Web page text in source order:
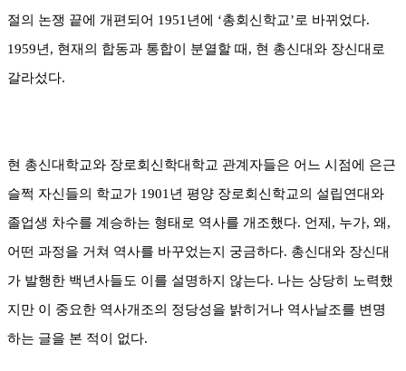
절의 논쟁 끝에 개편되어 1951년에 ‘총회신학교’로 바뀌었다.
1959년, 현재의 합동과 통합이 분열할 때 , 현 총신대와 장신대로
갈라섰다.
현 총신대학교와 장로회신학대학교 관계자들은 어느 시점에 은근
슬쩍 자신들의 학교가 1901년 평양 장로회신학교의 설립연대와
졸업생 차수를 계승하는 형태로 역사를 개조했다. 언제 , 누가, 왜 ,
어떤 과정을 거쳐 역사를 바꾸었는지 궁금하다. 총신대와 장신대
가 발행한 백년사들도 이를 설명하지 않는다. 나는 상당히 노력했
지만 이 중요한 역사개조의 정당성을 밝히거나 역사날조를 변명
하는 글을 본 적이 없다.